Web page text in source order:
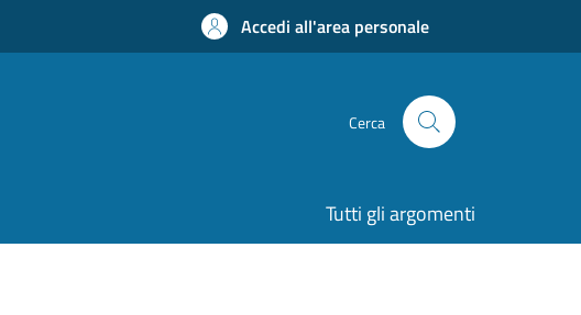
Accedi all'area personale
Cerca
Tutti gli argomenti